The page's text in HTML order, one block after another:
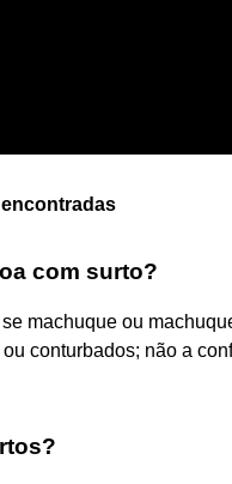
com surto?
machuque ou
conturbados; não a